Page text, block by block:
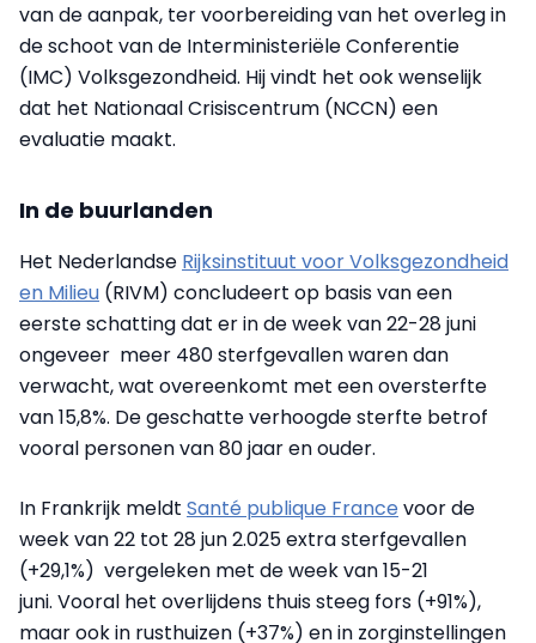
van de aanpak, ter voorbereiding van het overleg in
de schoot van de Interministeriële Conferentie
(IMC) Volksgezondheid. Hij vindt het ook wenselijk
dat het Nationaal Crisiscentrum (NCCN) een
evaluatie maakt.
In de buurlanden
Het Nederlandse Rijksinstituut voor Volksgezondheid
en Milieu (RIVM) concludeert op basis van een
eerste schatting dat er in de week van 22-28 juni
ongeveer meer 480 sterfgevallen waren dan
verwacht, wat overeenkomt met een oversterfte
van 15,8%. De geschatte verhoogde sterfte betrof
vooral personen van 80 jaar en ouder.
In Frankrijk meldt Santé publique France voor de
week van 22 tot 28 jun 2.025 extra sterfgevallen
(+29,1%) vergeleken met de week van 15-21
juni. Vooral het overlijdens thuis steeg fors (+91%),
maar ook in rusthuizen (+37%) en in zorginstellingen